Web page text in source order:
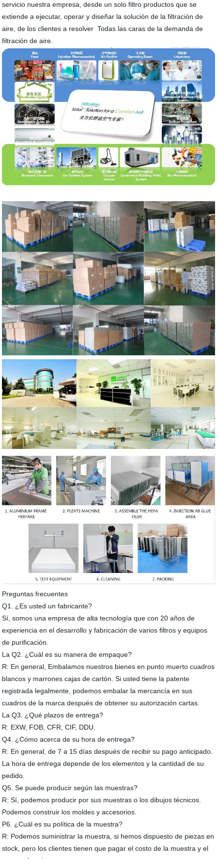
servicio nuestra empresa, desde un solo filtro productos que se
extiende a ejecutar, operar y diseñar la solución de la filtración de
aire, de los clientes a resolver Todas las caras de la demanda de
filtración de aire.
Preguntas frecuentes
Q1. ¿Es usted un fabricante?
Sí, somos una empresa de alta tecnología que con 20 años de
experiencia en el desarrollo y fabricación de varios filtros y equipos
de purificación.
La Q2. ¿Cuál es su manera de empaque?
R: En general, Embalamos nuestros bienes en punto muerto cuadros
blancos y marrones cajas de cartón. Si usted tiene la patente
registrada legalmente, podemos embalar la mercancía en sus
cuadros de la marca después de obtener su autorización cartas.
La Q3. ¿Qué plazos de entrega?
R: EXW, FOB, CFR, CIF, DDU.
Q4. ¿Cómo acerca de su hora de entrega?
R: En general, de 7 a 15 días después de recibir su pago anticipado.
La hora de entrega depende de los elementos y la cantidad de su
pedido.
Q5. Se puede producir según las muestras?
R: Sí, podemos producir por sus muestras o los dibujos técnicos.
Podemos construir los moldes y accesorios.
P6. ¿Cuál es su política de la muestra?
R: Podemos suministrar la muestra, si hemos dispuesto de piezas en
stock, pero los clientes tienen que pagar el costo de la muestra y el